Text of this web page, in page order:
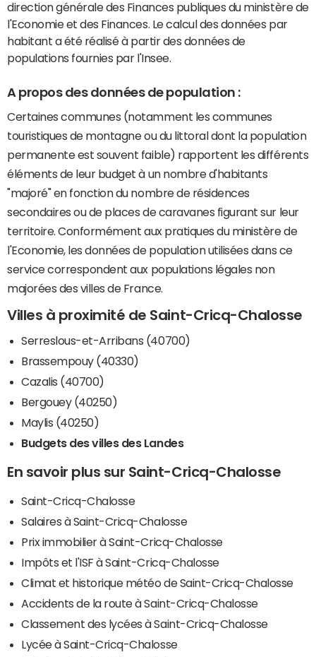
direction générale des Finances publiques du ministère de
l'Economie et des Finances. Le calcul des données par
habitant a été réalisé à partir des données de
populations fournies par l'Insee.
A propos des données de population :
Certaines communes (notamment les communes
touristiques de montagne ou du littoral dont la population
permanente est souvent faible) rapportent les différents
éléments de leur budget à un nombre d'habitants
"majoré" en fonction du nombre de résidences
secondaires ou de places de caravanes figurant sur leur
territoire. Conformément aux pratiques du ministère de
l'Economie, les données de population utilisées dans ce
service correspondent aux populations légales non
majorées des villes de France.
Villes à proximité de Saint-Cricq-Chalosse
Serreslous-et-Arribans (40700)
Brassempouy (40330)
Cazalis (40700)
Bergouey (40250)
Maylis (40250)
Budgets des villes des Landes
En savoir plus sur Saint-Cricq-Chalosse
Saint-Cricq-Chalosse
Salaires à Saint-Cricq-Chalosse
Prix immobilier à Saint-Cricq-Chalosse
Impôts et l'ISF à Saint-Cricq-Chalosse
Climat et historique météo de Saint-Cricq-Chalosse
Accidents de la route à Saint-Cricq-Chalosse
Classement des lycées à Saint-Cricq-Chalosse
Lycée à Saint-Cricq-Chalosse